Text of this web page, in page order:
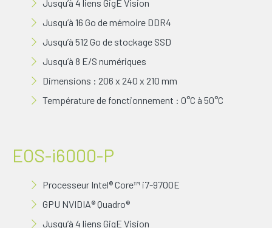
Jusqu’à 4 liens GigE Vision
Jusqu’à 16 Go de mémoire DDR4
Jusqu’à 512 Go de stockage SSD
Jusqu’à 8 E/S numériques
Dimensions : 206 x 240 x 210 mm
Température de fonctionnement : 0°C à 50°C
EOS-i6000-P
Processeur Intel® Core™ i7-9700E
GPU NVIDIA® Quadro®
Jusqu’à 4 liens GigE Vision